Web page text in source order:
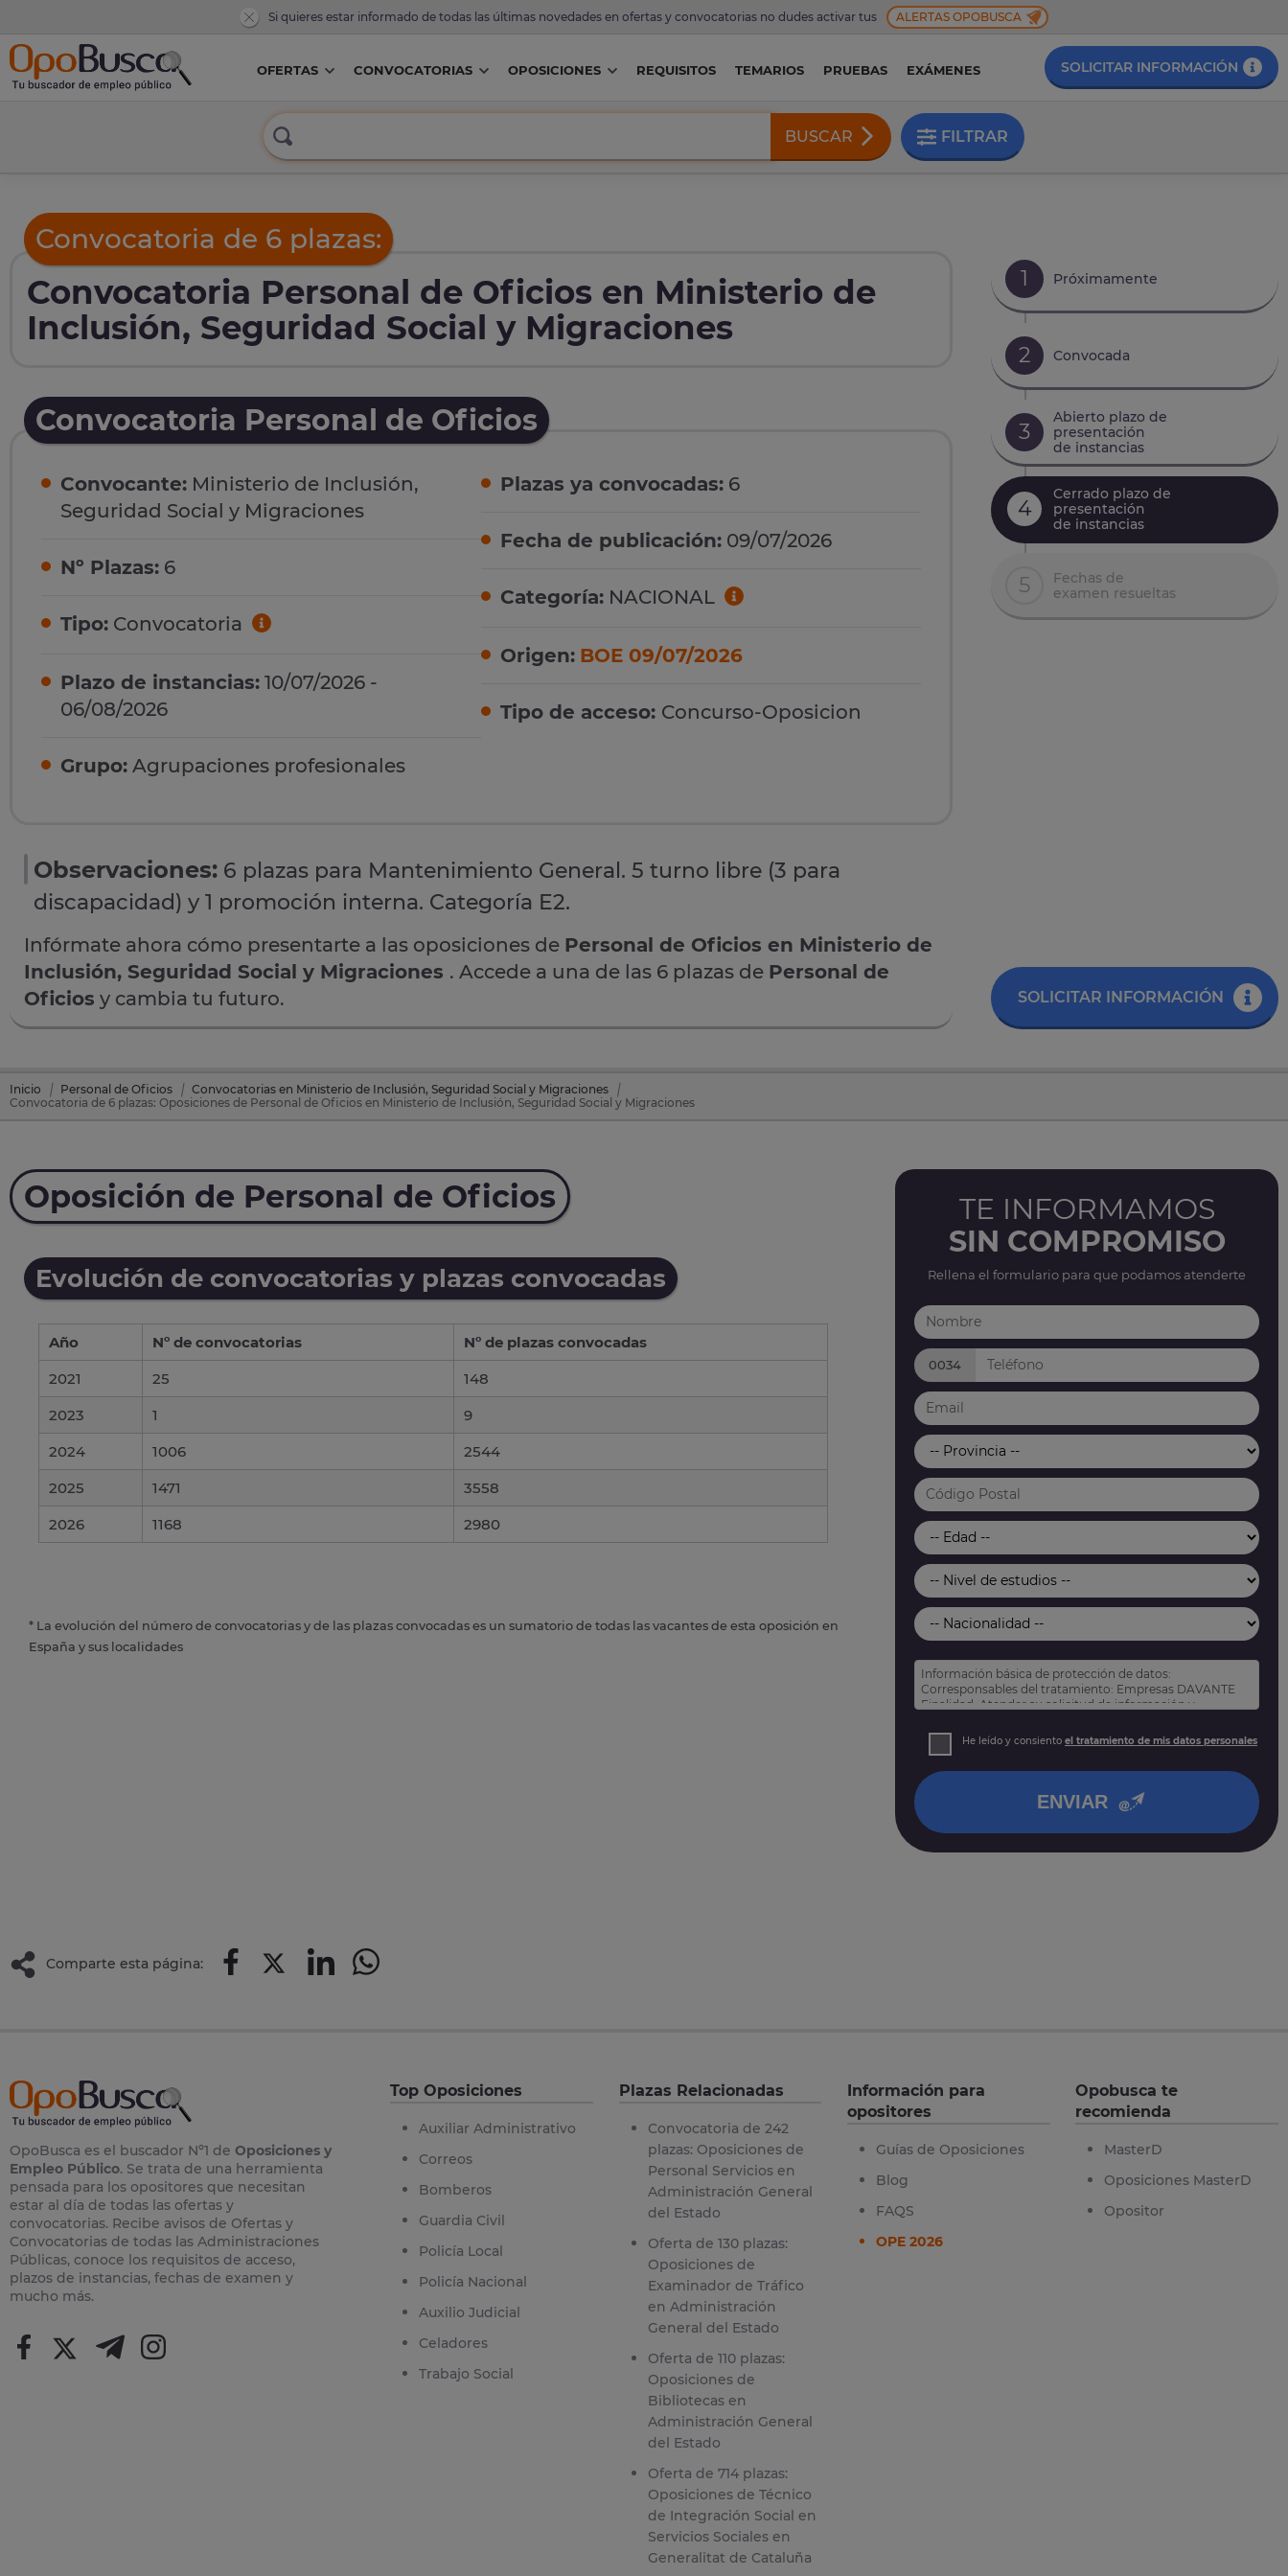
Si quieres estar informado de todas las últimas novedades en ofertas y convocatorias no dudes activar tus ALERTAS OPOBUSCA
OFERTAS CONVOCATORIAS OPOSICIONES REQUISITOS TEMARIOS PRUEBAS EXÁMENES SOLICITAR INFORMACIÓN
BUSCAR FILTRAR
Convocatoria de 6 plazas:
Convocatoria Personal de Oficios en Ministerio de
Inclusión, Seguridad Social y Migraciones
Convocatoria Personal de Oficios
Convocante: Ministerio de Inclusión,
Seguridad Social y Migraciones
Nº Plazas: 6
Tipo: Convocatoria
Plazo de instancias: 10/07/2026 -
06/08/2026
Grupo: Agrupaciones profesionales
Plazas ya convocadas: 6
Fecha de publicación: 09/07/2026
Categoría: NACIONAL
Origen: BOE 09/07/2026
Tipo de acceso: Concurso-Oposicion
Observaciones: 6 plazas para Mantenimiento General. 5 turno libre (3 para
discapacidad) y 1 promoción interna. Categoría E2.
Infórmate ahora cómo presentarte a las oposiciones de Personal de Oficios en Ministerio de
Inclusión, Seguridad Social y Migraciones . Accede a una de las 6 plazas de Personal de
Oficios y cambia tu futuro.
1 Próximamente
2 Convocada
3
Abierto plazo de
presentación
de instancias
4
Cerrado plazo de
presentación
de instancias
5
Fechas de
examen resueltas
SOLICITAR INFORMACIÓN
Inicio Personal de Oficios
Convocatorias en Ministerio de Inclusión, Seguridad Social y Migraciones
Convocatoria de 6 plazas: Oposiciones de Personal de Oficios en Ministerio de Inclusión, Seguridad Social y Migraciones
Oposición de Personal de Oficios
Evolución de convocatorias y plazas convocadas
Año Nº de convocatorias
Nº de plazas convocadas
2021
25
148
2023
1
9
2024
1006
2544
2025
1471
3558
2026
1168 2980
* La evolución del número de convocatorias y de las plazas convocadas es un sumatorio de todas las vacantes de esta oposición en
España y sus localidades
TE INFORMAMOS
SIN COMPROMISO
Rellena el formulario para que podamos atenderte
0034
Información básica de protección de datos:
Corresponsables del tratamiento: Empresas DAVANTE
Finalidad: Atender su solicitud de información y
Derechos: Puede acceder, rectificar y suprimir sus
datos, así como otros derechos tal y como se explica
He leído y consiento el tratamiento de mis datos personales
ENVIAR
Comparte esta página:
OpoBusca es el buscador Nº1 de Oposiciones y
Empleo Público. Se trata de una herramienta
pensada para los opositores que necesitan
estar al día de todas las ofertas y
convocatorias. Recibe avisos de Ofertas y
Convocatorias de todas las Administraciones
Públicas, conoce los requisitos de acceso,
plazos de instancias, fechas de examen y
mucho más.
Top Oposiciones
Auxiliar Administrativo
Correos
Bomberos
Guardia Civil
Policía Local
Policía Nacional
Auxilio Judicial
Celadores
Trabajo Social
Plazas Relacionadas
Convocatoria de 242
plazas: Oposiciones de
Personal Servicios en
Administración General
del Estado
Oferta de 130 plazas:
Oposiciones de
Examinador de Tráfico
en Administración
General del Estado
Oferta de 110 plazas:
Oposiciones de
Bibliotecas en
Administración General
del Estado
Oferta de 714 plazas:
Oposiciones de Técnico
de Integración Social en
Servicios Sociales en
Generalitat de Cataluña
Información para
opositores
Guías de Oposiciones
Blog
FAQS
OPE 2026
Opobusca te
recomienda
MasterD
Oposiciones MasterD
Opositor